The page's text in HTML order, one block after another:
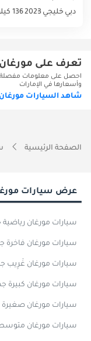
دبي خليجي 2023136 كيلومتر
تعرف على
احصل على معلومات مفصلة
وأسعارها في الإمارات
شاهد السيارات
الصفحة الرئيسية
عرض سيارات
سيارات مورغان رياضية
سيارات مورغان فاخرة
سيارات مورغان غَرِيب
سيارات مورغان كبيرة
سيارات مورغان صغيرة
سيارات مورغان